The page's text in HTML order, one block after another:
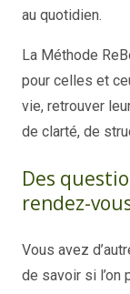
au quotidien.
La Méthode
pour celles et
vie, retrouver
de clarté, de
Des
rendez-
Vous avez
de savoir si l’on